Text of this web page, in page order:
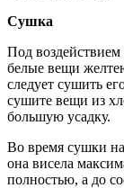
Сушка
Под воздействием
белые вещи
следует сушить
сушите вещи из
большую усадку.
Во время сушки
она висела
полностью, а до